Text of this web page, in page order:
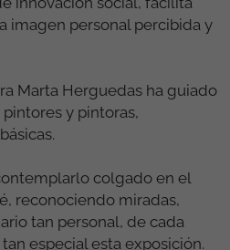
imagen personal percibida y
Marta Herguedas ha guiado
y pintoras,
colgado en el
reconociendo miradas,
tan personal, de cada
especial esta exposición.